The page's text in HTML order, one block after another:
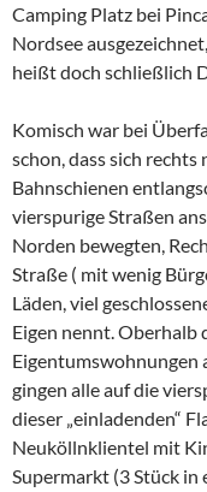
Camping Platz bei
Nordsee
heißt doch schließlich
Komisch war bei
schon, dass sich
Bahnschienen
vierspurige Straßen
Norden bewegten,
Straße ( mit wenig
Läden, viel
Eigen nennt. Oberhalb
Eigentumswohnungen
gingen alle auf die
dieser „einladenden“
Neuköllnklientel mit
Supermarkt (3 Stück in